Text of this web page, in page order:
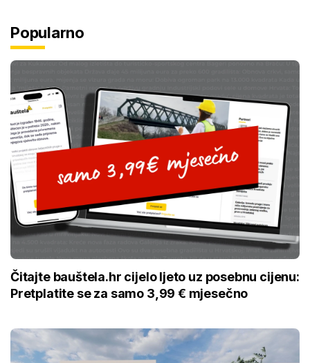
Popularno
Čitajte bauštela.hr cijelo ljeto uz posebnu cijenu:
Pretplatite se za samo 3,99 € mjesečno